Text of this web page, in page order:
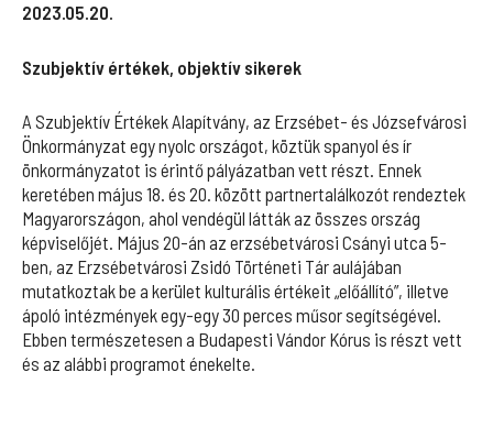
2023.05.20.
Szubjektív értékek, objektív sikerek
A Szubjektív Értékek Alapítvány, az Erzsébet- és Józsefvárosi
Önkormányzat egy nyolc országot, köztük spanyol és ír
önkormányzatot is érintő pályázatban vett részt. Ennek
keretében május 18. és 20. között partnertalálkozót rendeztek
Magyarországon, ahol vendégül látták az összes ország
képviselőjét. Május 20-án az erzsébetvárosi Csányi utca 5-
ben, az Erzsébetvárosi Zsidó Történeti Tár aulájában
mutatkoztak be a kerület kulturális értékeit „előállító”, illetve
ápoló intézmények egy-egy 30 perces műsor segítségével.
Ebben természetesen a Budapesti Vándor Kórus is részt vett
és az alábbi programot énekelte.